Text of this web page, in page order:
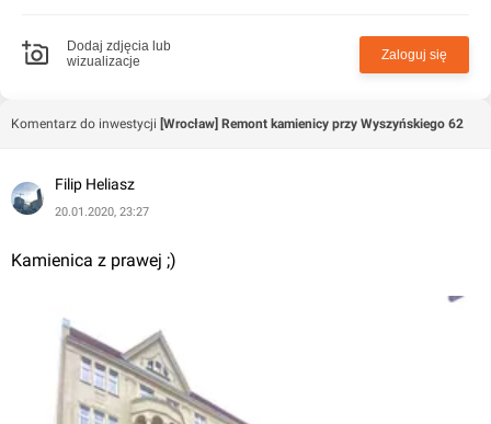
Dodaj zdjęcia lub
wizualizacje
Zaloguj się
Komentarz do inwestycji [Wrocław] Remont kamienicy przy Wyszyńskiego 62
Filip Heliasz
20.01.2020, 23:27
Kamienica z prawej ;)